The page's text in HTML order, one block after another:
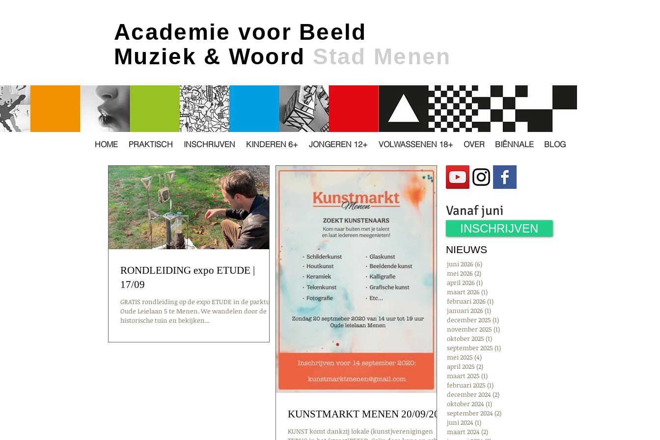
Academie voor Beeld
Muziek & Woord Stad Menen
HOME PRAKTISCH INSCHRIJVEN KINDEREN 6+ JONGEREN 12+ VOLWASSENEN 18+ OVER BIËNNALE BLOG
RONDLEIDING expo ETUDE |
17/09
GRATIS rondleiding op de expo ETUDE in de parktuin,
Oude Leielaan 5 te Menen. We wandelen door de
historische tuin en bekijken...
KUNSTMARKT MENEN 20/09/20
KUNST komt dankzij lokale (kunst)verenigingen
Vanaf juni
INSCHRIJVEN
NIEUWS
juni 2026(6)
mei 2026(2)
april 2026(1)
maart 2026(1)
februari 2026(1)
januari 2026(1)
december 2025 (1)
november 2025 (1)
oktober 2025 (1)
september 2025 (1)
mei 2025 (4)
april 2025 (2)
maart 2025 (1)
februari 2025 (1)
december 2024 (2)
oktober 2024 (1)
september 2024 (2)
juni 2024 (1)
maart 2024 (2)